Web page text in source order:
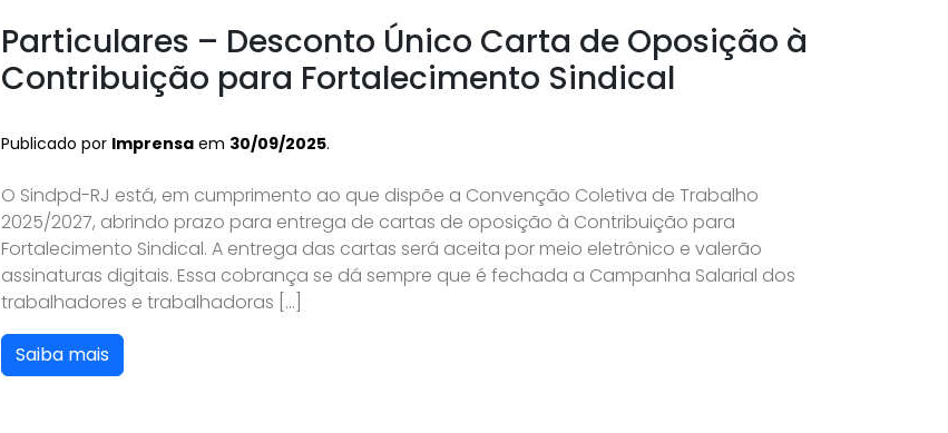
Particulares – Desconto Único Carta de Oposição à
Contribuição para Fortalecimento Sindical
Publicado por Imprensa em 30/09/2025.
O Sindpd-RJ está, em cumprimento ao que dispõe a Convenção Coletiva de Trabalho
2025/2027, abrindo prazo para entrega de cartas de oposição à Contribuição para
Fortalecimento Sindical. A entrega das cartas será aceita por meio eletrônico e valerão
assinaturas digitais. Essa cobrança se dá sempre que é fechada a Campanha Salarial dos
trabalhadores e trabalhadoras […]
Saiba mais